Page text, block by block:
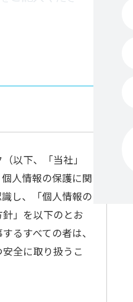
以下、「当社」
人情報の保護に関
し、「個人情報の
」を以下のとお
るすべての者は、
全に取り扱うこ